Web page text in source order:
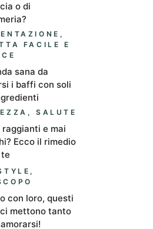
o di
,
FACILE E
sana da
i baffi con soli
,SALUTE
e mai
Ecco il rimedio
,
con loro, questi
mettono tanto